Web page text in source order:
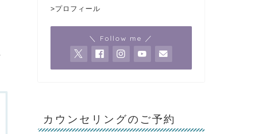
>プロフィール
＼ Follow me ／
カウンセリングのご予約